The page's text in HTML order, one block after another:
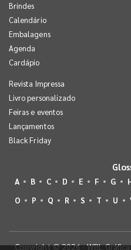
Brindes
Calendário
Embalagens
Agenda
Cardápio
Revista Impressa
Livro personalizado
Feiras e eventos
Lançamentos
Black Friday
A B C D E F G
O
P Q R S T U
Copyright © 2026 - WBL